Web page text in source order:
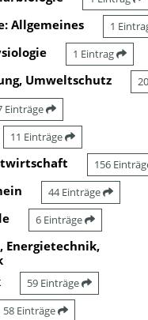
Allgemeines 1
1 Eintrag
Umweltschutz
Einträge
11 Einträge
156
44 Einträge
6 Einträge
Energietechnik,
59 Einträge
58 Einträge